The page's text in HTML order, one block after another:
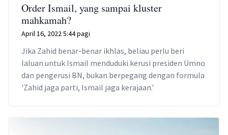
Order Ismail, yang sampai kluster
mahkamah?
April 16, 2022 5:44 pagi
Jika Zahid benar-benar ikhlas, beliau perlu beri
laluan untuk Ismail menduduki kerusi presiden Umno
dan pengerusi BN, bukan berpegang dengan formula
'Zahid jaga parti, Ismail jaga kerajaan.'